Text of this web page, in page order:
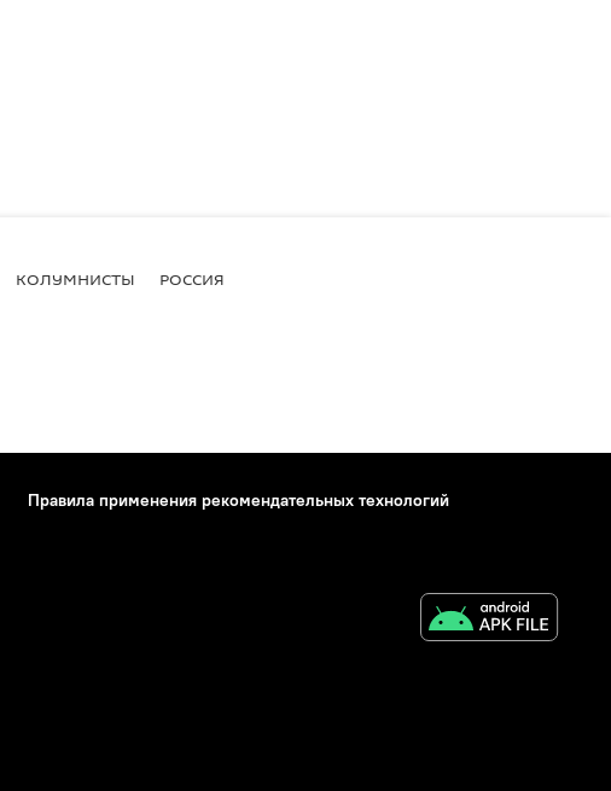
КОЛУМНИСТЫ РОССИЯ
Правила применения рекомендательных технологий